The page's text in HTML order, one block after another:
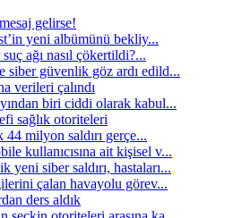
gelirse!
yeni albümünü bekliy...
ağı nasıl çökertildi?...
siber güvenlik göz ardı edild...
verileri çalındı
biri ciddi olarak kabul...
sağlık otoriteleri
milyon saldırı gerçe...
kullanıcısına ait kişisel v...
siber saldırı, hastaları...
çalan havayolu görev...
ders aldık